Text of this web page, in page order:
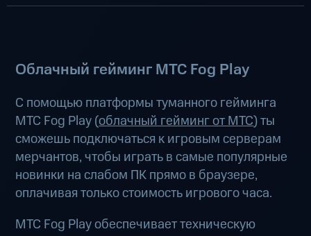
Облачный гейминг МТС Fog Play
С помощью платформы туманного гейминга
МТС Fog Play (облачный гейминг от МТС) ты
сможешь подключаться к игровым серверам
мерчантов, чтобы играть в самые популярные
новинки на слабом ПК прямо в браузере,
оплачивая только стоимость игрового часа.
МТС Fog Play обеспечивает техническую